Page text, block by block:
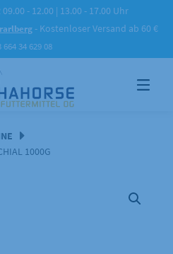
- 12.00 | 13.00 - 17.00 Uhr
- Kostenloser Versand ab 60 €
664 34 629 08
1000G